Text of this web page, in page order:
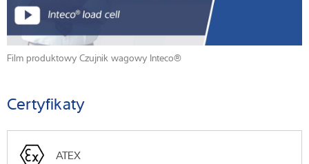
Film produktowy Czujnik wagowy Inteco®
Certyfikaty
ATEX